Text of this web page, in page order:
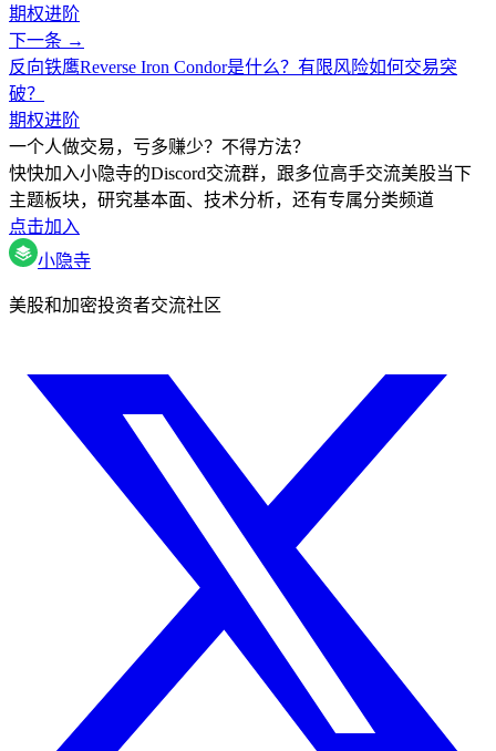
期权进阶
下一条 →
反向铁鹰Reverse Iron Condor是什么？有限风险如何交易突
破？
期权进阶
一个人做交易，亏多赚少？不得方法？
快快加入小隐寺的Discord交流群，跟多位高手交流美股当下
主题板块，研究基本面、技术分析，还有专属分类频道
点击加入
小隐寺
美股和加密投资者交流社区